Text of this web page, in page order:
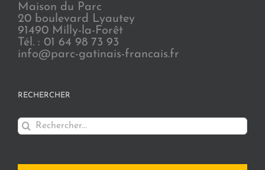
Maison du Parc
20 boulevard Lyautey
91490 Milly-la-Forêt
Tél. : 01 64 98 73 93
info@parc-gatinais-francais.fr
RECHERCHER
Rechercher: